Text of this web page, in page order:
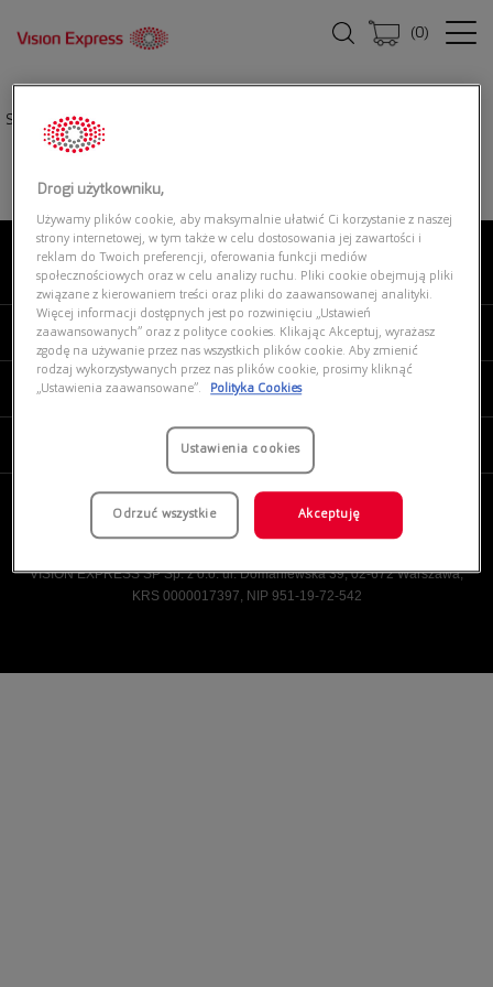
(0)
Strona główna|
O NAS
MOJE VISION EXPRESS
PRODUKTY I USŁUGI
VISION EXPRESS SP Sp. z o.o. ul. Domaniewska 39, 02-672 Warszawa,
KRS 0000017397, NIP 951-19-72-542
Drogi użytkowniku,
Używamy plików cookie, aby maksymalnie ułatwić Ci korzystanie z naszej
strony internetowej, w tym także w celu dostosowania jej zawartości i
reklam do Twoich preferencji, oferowania funkcji mediów
społecznościowych oraz w celu analizy ruchu. Pliki cookie obejmują pliki
związane z kierowaniem treści oraz pliki do zaawansowanej analityki.
Więcej informacji dostępnych jest po rozwinięciu „Ustawień
zaawansowanych” oraz z polityce cookies. Klikając Akceptuj, wyrażasz
zgodę na używanie przez nas wszystkich plików cookie. Aby zmienić
rodzaj wykorzystywanych przez nas plików cookie, prosimy kliknąć
„Ustawienia zaawansowane”.
Polityka Cookies
Ustawienia cookies
Odrzuć wszystkie Akceptuję